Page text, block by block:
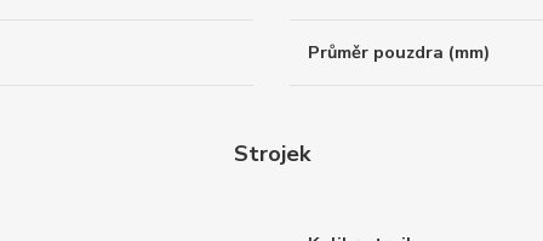
Průměr pouzdra (mm)
Strojek